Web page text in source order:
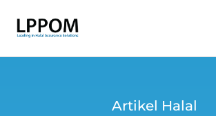
Artikel Halal